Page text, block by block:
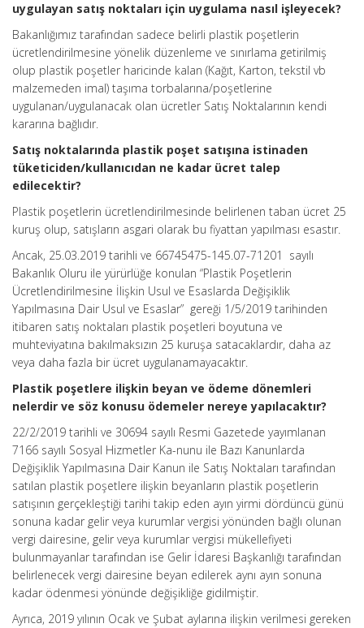
uygulayan satış noktaları için uygulama nasıl işleyecek?
Bakanlığımız tarafından sadece belirli plastik poşetlerin
ücretlendirilmesine yönelik düzenleme ve sınırlama getirilmiş
olup plastik poşetler haricinde kalan (Kağıt, Karton, tekstil vb
malzemeden imal) taşıma torbalarına/poşetlerine
uygulanan/uygulanacak olan ücretler Satış Noktalarının kendi
kararına bağlıdır.
Satış noktalarında plastik poşet satışına istinaden
tüketiciden/kullanıcıdan ne kadar ücret talep
edilecektir?
Plastik poşetlerin ücretlendirilmesinde belirlenen taban ücret 25
kuruş olup, satışların asgari olarak bu fiyattan yapılması esastır.
Ancak, 25.03.2019 tarihli ve 66745475-145.07-71201 sayılı
Bakanlık Oluru ile yürürlüğe konulan “Plastik Poşetlerin
Ücretlendirilmesine İlişkin Usul ve Esaslarda Değişiklik
Yapılmasına Dair Usul ve Esaslar” gereği 1/5/2019 tarihinden
itibaren satış noktaları plastik poşetleri boyutuna ve
muhteviyatına bakılmaksızın 25 kuruşa satacaklardır, daha az
veya daha fazla bir ücret uygulanamayacaktır.
Plastik poşetlere ilişkin beyan ve ödeme dönemleri
nelerdir ve söz konusu ödemeler nereye yapılacaktır?
22/2/2019 tarihli ve 30694 sayılı Resmi Gazetede yayımlanan
7166 sayılı Sosyal Hizmetler Ka-nunu ile Bazı Kanunlarda
Değişiklik Yapılmasına Dair Kanun ile Satış Noktaları tarafından
satılan plastik poşetlere ilişkin beyanların plastik poşetlerin
satışının gerçekleştiği tarihi takip eden ayın yirmi dördüncü günü
sonuna kadar gelir veya kurumlar vergisi yönünden bağlı olunan
vergi dairesine, gelir veya kurumlar vergisi mükellefiyeti
bulunmayanlar tarafından ise Gelir İdaresi Başkanlığı tarafından
belirlenecek vergi dairesine beyan edilerek aynı ayın sonuna
kadar ödenmesi yönünde değişikliğe gidilmiştir.
Ayrıca, 2019 yılının Ocak ve Şubat aylarına ilişkin verilmesi gereken